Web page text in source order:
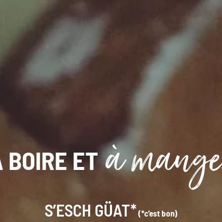
BOIRE ETà
S’ESCH GÜAT* (*c’est bon)